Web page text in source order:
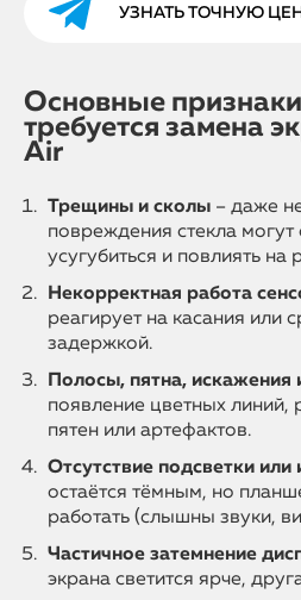
УЗНАТЬ ТОЧНУЮ
Основные
требуется замена
Air
Трещины и сколы – даже
повреждения стекла
усугубиться и повлиять на
Некорректная работа
реагирует на касания или
задержкой.
Полосы, пятна, искажения
появление цветных линий,
пятен или артефактов.
Отсутствие подсветки или
остаётся тёмным, но
работать (слышны звуки,
Частичное затемнение
экрана светится ярче,